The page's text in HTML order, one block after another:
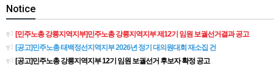
Notice
[민주노총 강릉지역지부]민주노총 강릉지역지부 제12기 임원 보궐선거결과 공고
[공고]민주노총 태백정선지역지부 2026년 정기 대의원대회 재소집 건
[공고]민주노총 강릉지역지부 12기 임원 보궐선거 후보자 확정 공고